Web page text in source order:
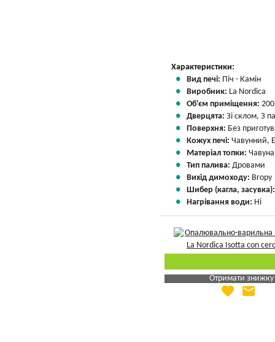
Характеристики:
Вид печі: Піч - Камін
Виробник: La Nordica
Об'єм приміщення:
Дверцята: Зі склом, З
Поверхня: Без
Кожух печі: Чавунний,
Матеріал топки: Чавуна
Тип палива: Дровами
Вихід димоходу: Вгору
Шибер (кагла,
Нагрівання води: Ні
Отримати знижку
Яка Ваша ціна
favorite email